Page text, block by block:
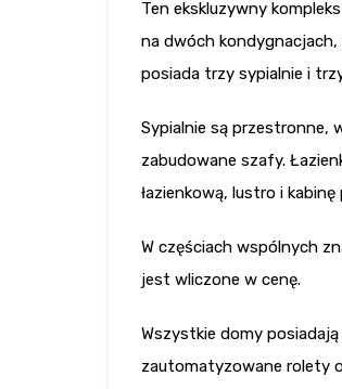
Ten ekskluzywny
na dwóch
posiada trzy sypialnie i trzy
Sypialnie są przestronne,
zabudowane szafy.
łazienkową, lustro i
W częściach wspólnych
jest wliczone w cenę.
Wszystkie domy
zautomatyzowane rolety